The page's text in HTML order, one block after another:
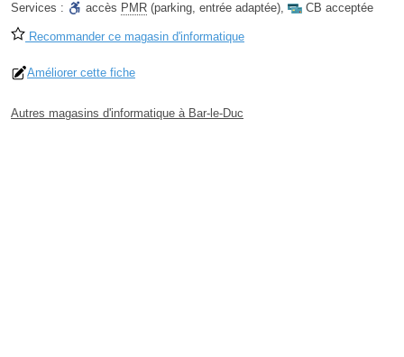
Services :
accès PMR (parking, entrée adaptée), CB acceptée
Recommander ce magasin d'informatique
Améliorer cette fiche
Autres magasins d'informatique à Bar-le-Duc